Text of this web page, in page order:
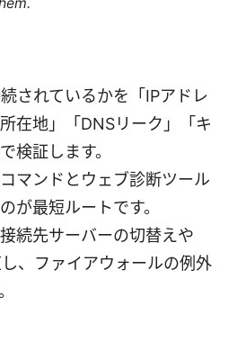
されているかを「IPアドレ
在地」「DNSリーク」「キ
検証します。
マンドとウェブ診断ツール
が最短ルートです。
続先サーバーの切替えや
、ファイアウォールの例外